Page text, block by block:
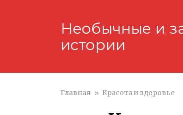
Необычные и
истории
Главная » Красота и здоровье